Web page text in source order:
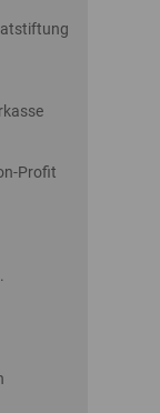
Profit